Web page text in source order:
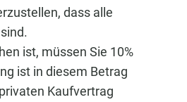
dass alle
ist, müssen Sie 10%
ist in diesem Betrag
Kaufvertrag